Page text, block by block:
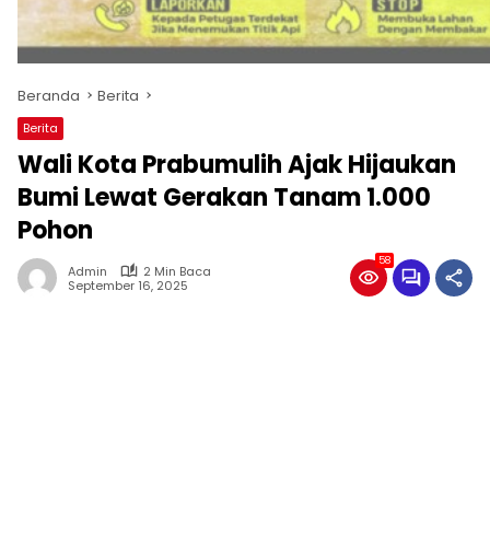
Beranda Berita
Berita
Wali Kota Prabumulih Ajak Hijaukan
Bumi Lewat Gerakan Tanam 1.000
Pohon
Admin
2 Min Baca
September 16, 2025
58